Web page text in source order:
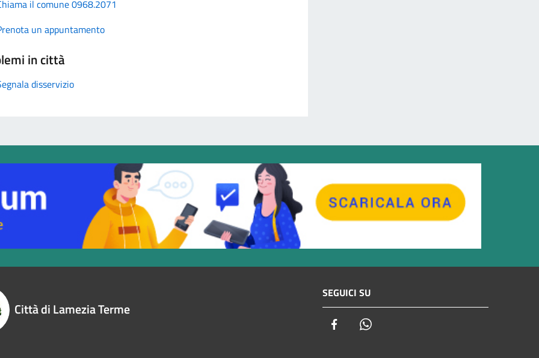
il comune 0968.2071
un appuntamento
in città
disservizio
Città di Lamezia Terme
SEGUICI SU
Facebook